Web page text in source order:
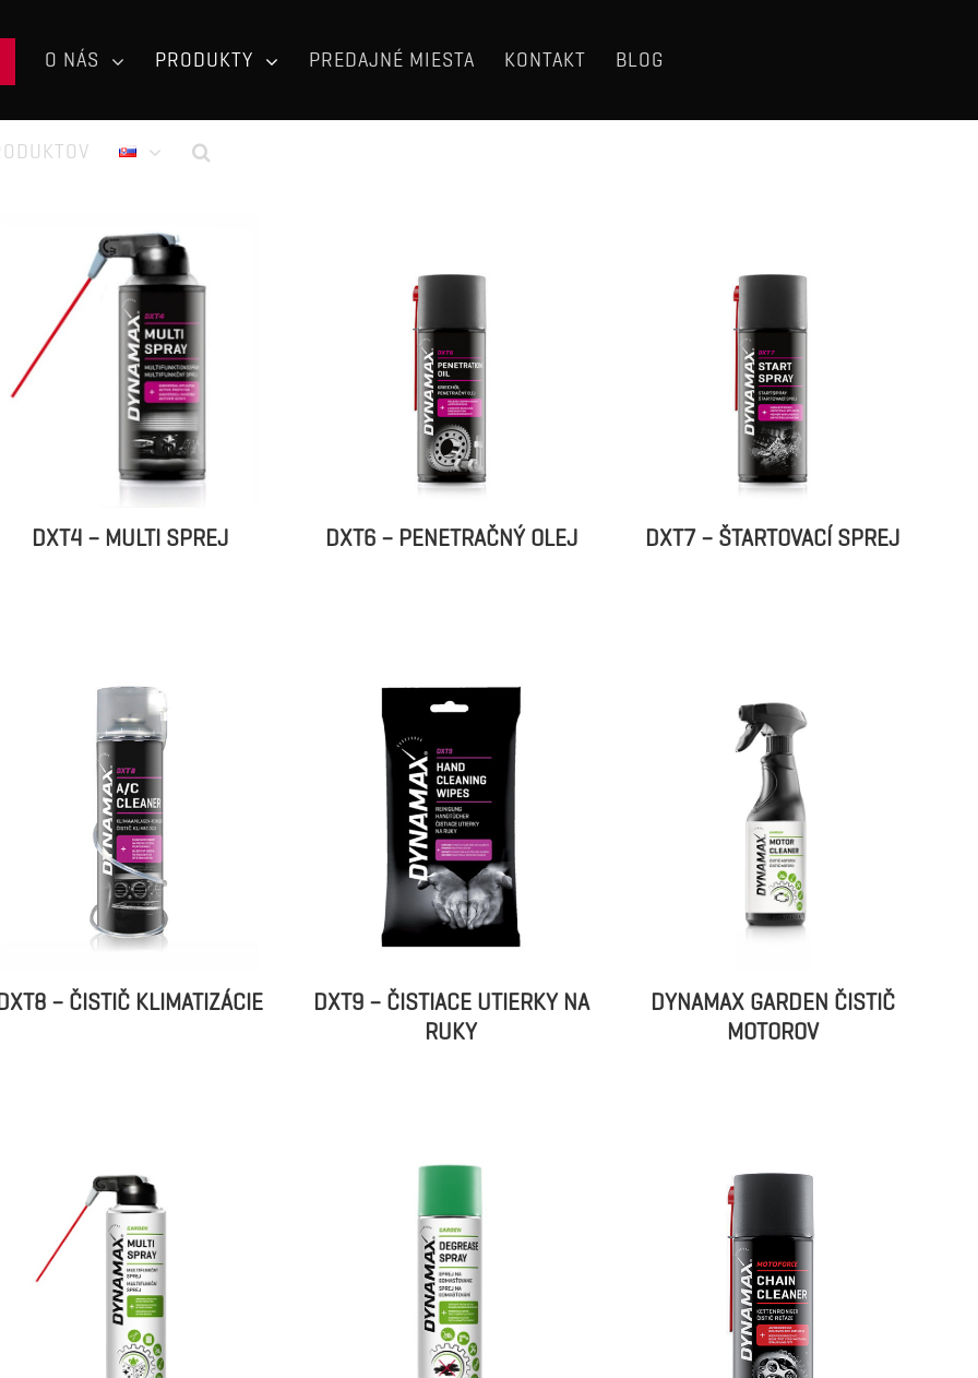
O NÁS PRODUKTY PREDAJNÉ MIESTA KONTAKT BLOG
DXT4 – MULTI SPREJ DXT6 – PENETRAČNÝ OLEJ DXT7 – ŠTARTOVACÍ SPREJ
– ČISTIČ KLIMATIZÁCIE
DXT9 – ČISTIACE UTIERKY NA
RUKY
DYNAMAX GARDEN ČISTIČ
MOTOROV